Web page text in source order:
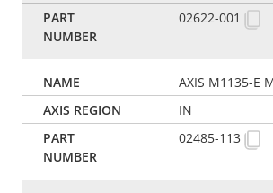
02622-001
AXIS M1135-E
IN
02485-113